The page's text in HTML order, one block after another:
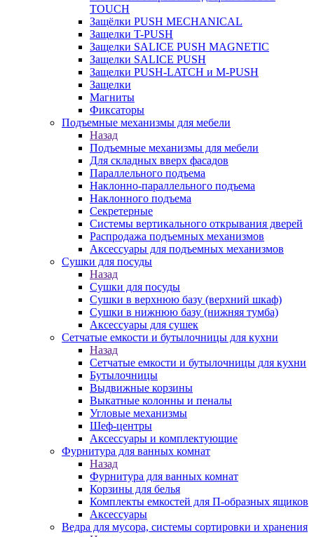
TOUCH
Защёлки PUSH MECHANICAL
Защелки T-PUSH
Защелки SALICE PUSH MAGNETIC
Защелки SALICE PUSH
Защелки PUSH-LATCH и M-PUSH
Защелки
Магниты
Фиксаторы
Подъемные механизмы для мебели
Назад
Подъемные механизмы для мебели
Для складных вверх фасадов
Параллельного подъема
Наклонно-параллельного подъема
Наклонного подъема
Секретерные
Системы вертикального открывания дверей
Распродажа подъемных механизмов
Аксессуары для подъемных механизмов
Сушки для посуды
Назад
Сушки для посуды
Сушки в верхнюю базу (верхний шкаф)
Сушки в нижнюю базу (нижняя тумба)
Аксессуары для сушек
Сетчатые емкости и бутылочницы для кухни
Назад
Сетчатые емкости и бутылочницы для кухни
Бутылочницы
Выдвижные корзины
Выкатные колонны и пеналы
Угловые механизмы
Шеф-центры
Аксессуары и комплектующие
Фурнитура для ванных комнат
Назад
Фурнитура для ванных комнат
Корзины для белья
Комплекты емкостей для П-образных ящиков
Аксессуары
Ведра для мусора, системы сортировки и хранения